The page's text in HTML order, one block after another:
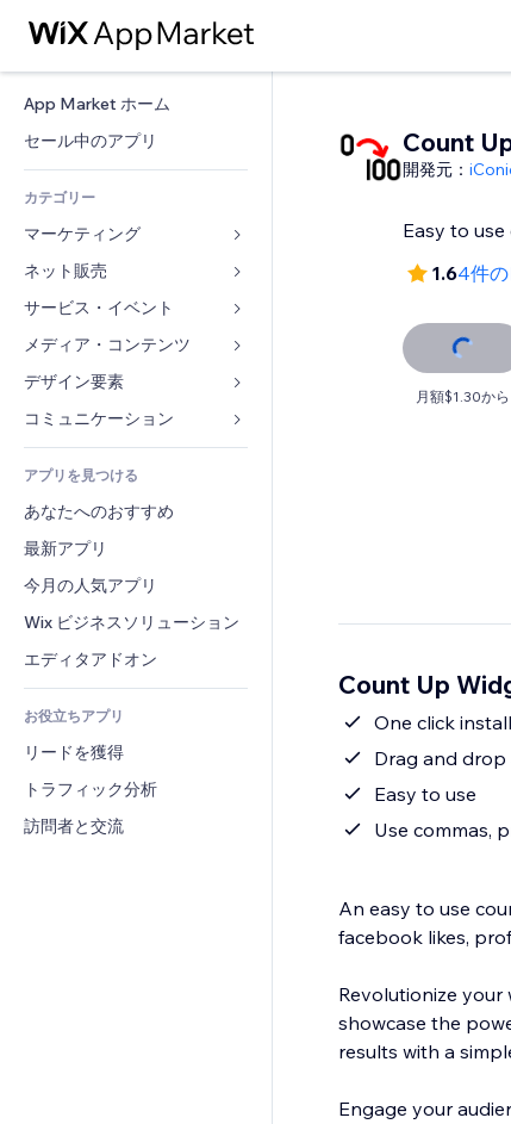
App Market ホーム
セール中のアプリ
カテゴリー
マーケティング
広告
モバイル
アクセス解析
リスティング広告
メール
コンバージョン
ネット販売
ストア用アプリ
発送・配達
販売ボタン
会計
クーポン・特典
倉庫管理ソリューション
ドロップシッピング
食品・飲料
サービス・イベント
ホテル
イベント
レストラン
不動産
ブッキング
メディア・コンテンツ
ギャラリー
音楽
ポッドキャスト
写真
動画
PDF
ファイル共有
ニュース
デザイン要素
マップ・ナビ
プライバシー・セキュリティ
時計
ページテンプレート
画像効果
ボタン・メニュー
バナー・バッジ
電卓
検索
天気
チャート・テーブル
フォーム
ブログ
投票
チャット
コメント
電話
コミュニティィ
レビュー・お客さまの声
CRM
アプリを見つける
あなたへのおすすめ
最新アプリ
今月の人気アプリ
Wix ビジネスソリューション
エディタアドオン
お役立ちアプリ
リードを獲得
トラフィック分析
訪問者と交流
Count
開発元：
Easy to
1.64件
月額$1.30から
Count Up
One click install
Drag and drop
Easy to use
Use commas,
An easy to use
facebook likes,
Revolutionize
showcase the
results with a
Engage your